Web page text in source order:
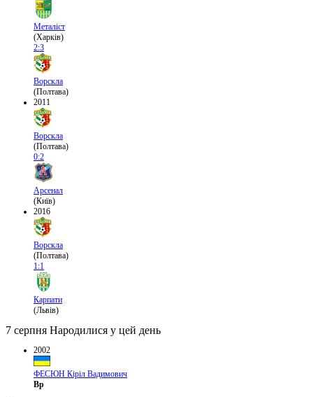
Металіст
(Харків)
2:3
Ворскла
(Полтава)
2011
Ворскла
(Полтава)
0:2
Арсенал
(Київ)
2016
Ворскла
(Полтава)
1:1
Карпати
(Львів)
7 серпня Народилися у цей день
2002
ФЕСЮН Кіріл Вадимович
Вр